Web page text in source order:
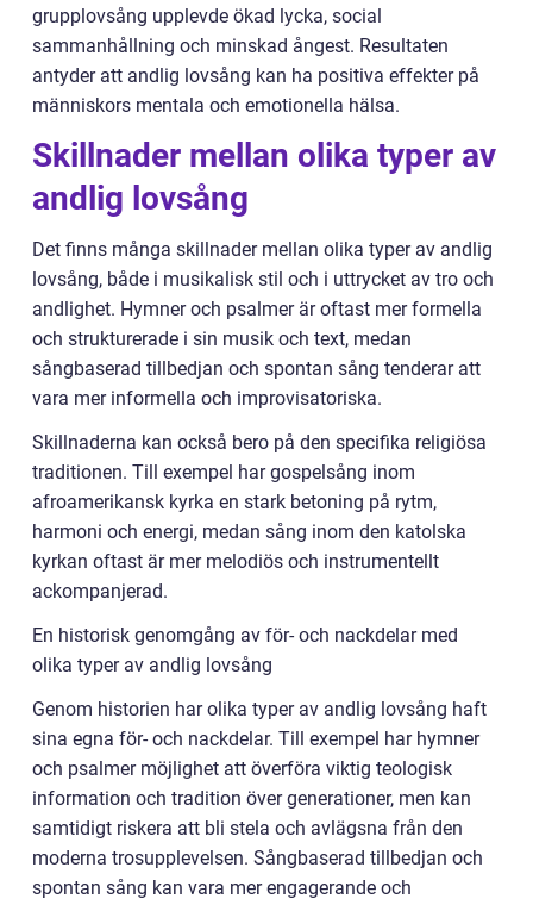
grupplovsång upplevde ökad lycka, social
sammanhållning och minskad ångest. Resultaten
antyder att andlig lovsång kan ha positiva effekter på
människors mentala och emotionella hälsa.
Skillnader mellan olika typer av
andlig lovsång
Det finns många skillnader mellan olika typer av andlig
lovsång, både i musikalisk stil och i uttrycket av tro och
andlighet. Hymner och psalmer är oftast mer formella
och strukturerade i sin musik och text, medan
sångbaserad tillbedjan och spontan sång tenderar att
vara mer informella och improvisatoriska.
Skillnaderna kan också bero på den specifika religiösa
traditionen. Till exempel har gospelsång inom
afroamerikansk kyrka en stark betoning på rytm,
harmoni och energi, medan sång inom den katolska
kyrkan oftast är mer melodiös och instrumentellt
ackompanjerad.
En historisk genomgång av för- och nackdelar med
olika typer av andlig lovsång
Genom historien har olika typer av andlig lovsång haft
sina egna för- och nackdelar. Till exempel har hymner
och psalmer möjlighet att överföra viktig teologisk
information och tradition över generationer, men kan
samtidigt riskera att bli stela och avlägsna från den
moderna trosupplevelsen. Sångbaserad tillbedjan och
spontan sång kan vara mer engagerande och